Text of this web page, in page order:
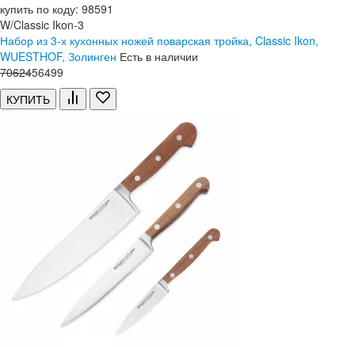
купить по коду: 98591
W/Classic Ikon-3
Набор из 3-х кухонных ножей поварская тройка, Classic Ikon,
WUESTHOF, Золинген Есть в наличии
7062456499
КУПИТЬ